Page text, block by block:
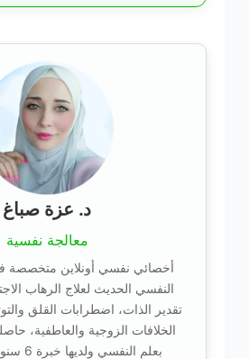
د. عزة صباغ
معالجة نفسية
أخصائي نفسي أونلاين متخصصة
النفسي الحديث لعلاج الرهاب
تقدير الذات، اضطرابات القلق
الخلافات الزوجية والعاطفية،
بعلم